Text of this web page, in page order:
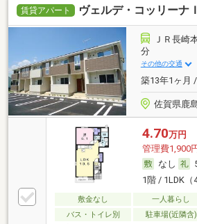
賃貸アパート ヴェルデ・コッリーナ
ＪＲ長崎
分
その他の交通
築13年1ヶ月
佐賀県鹿
4.70万円
管理費1,900
なし
1階 / 1LDK（
敷金なし 一人暮らし
バス・トイレ別
駐車場(近隣含)